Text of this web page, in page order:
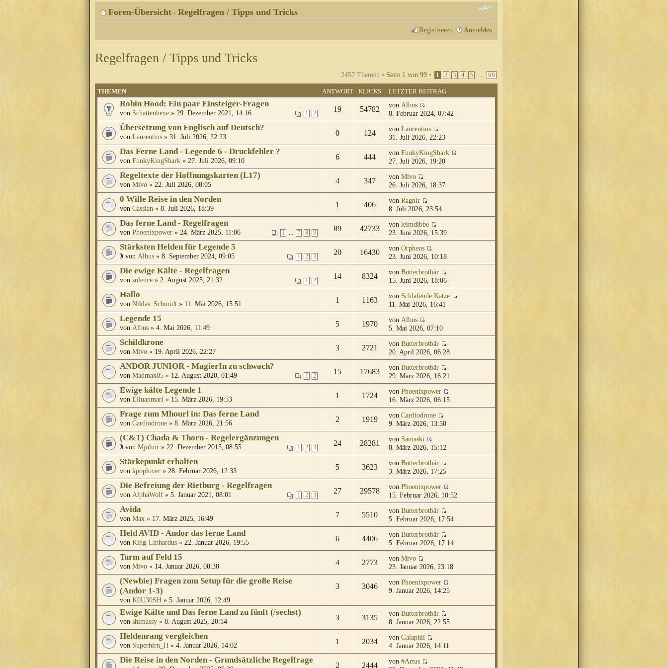
Foren-Übersicht ‹ Regelfragen / Tipps und Tricks
Registrieren Anmelden
Regelfragen / Tipps und Tricks
2457 Themen • Seite 1 von 99 • 1 2 3 4 5 ... 99
THEMEN ANTWORT KLICKS LETZTER BEITRAG
Robin Hood: Ein paar Einsteiger-Fragen
1 2
von Schattenhexe » 29. Dezember 2021, 14:16 19 54782 von Albus
8. Februar 2024, 07:42
Übersetzung von Englisch auf Deutsch?
von Laurentius » 31. Juli 2026, 22:23 0 124 von Laurentius
31. Juli 2026, 22:23
Das Ferne Land - Legende 6 - Druckfehler ?
von FunkyKingShark » 27. Juli 2026, 09:10 6 444 von FunkyKingShark
27. Juli 2026, 19:20
Regeltexte der Hoffnungskarten (L17)
von Mivo » 22. Juli 2026, 08:05 4 347 von Mivo
26. Juli 2026, 18:37
0 Wille Reise in den Norden
von Cassian » 8. Juli 2026, 18:39 1 406 von Ragnir
8. Juli 2026, 23:54
Das ferne Land - Regelfragen
1 ... 7 8 9
von Phoenixpower » 24. März 2025, 11:06 89 42733 von leimdibbe
23. Juni 2026, 15:39
Stärksten Helden für Legende 5
1 2 3
von Albus » 8. September 2024, 09:05 20 16430 von Orpheus
23. Juni 2026, 10:18
Die ewige Kälte - Regelfragen
1 2
von solence » 2. August 2025, 21:32 14 8324 von Butterbrotbär
15. Juni 2026, 18:06
Hallo
von Niklas_Schmidt » 11. Mai 2026, 15:51 1 1163 von Schlafende Katze
11. Mai 2026, 16:41
Legende 15
von Albus » 4. Mai 2026, 11:49 5 1970 von Albus
5. Mai 2026, 07:10
Schildkrone
von Mivo » 19. April 2026, 22:27 3 2721 von Butterbrotbär
20. April 2026, 06:28
ANDOR JUNIOR - MagierIn zu schwach?
1 2
von Madmax85 » 12. August 2020, 01:49 15 17683 von Butterbrotbär
29. März 2026, 16:21
Ewige kälte Legende 1
von Elluanmari » 15. März 2026, 19:53 1 1724 von Phoenixpower
16. März 2026, 06:15
Frage zum Mhourl in: Das ferne Land
von Cardiodrone » 8. März 2026, 21:56 2 1919 von Cardiodrone
9. März 2026, 13:50
(C&T) Chada & Thorn - Regelergänzungen
1 2 3
von Mjölnir » 22. Dezember 2015, 08:55 24 28281 von Samaski
8. März 2026, 15:12
Stärkepunkt erhalten
von kpoplover » 28. Februar 2026, 12:33 5 3623 von Butterbrotbär
3. März 2026, 17:25
Die Befreiung der Rietburg - Regelfragen
1 2 3
von AlphaWolf » 5. Januar 2021, 08:01 27 29578 von Phoenixpower
15. Februar 2026, 10:52
Avida
von Max » 17. März 2025, 16:49 7 5510 von Butterbrotbär
5. Februar 2026, 17:54
Held AVID - Andor das ferne Land
von King-Liphardus » 22. Januar 2026, 19:55 6 4406 von Butterbrotbär
5. Februar 2026, 17:14
Turm auf Feld 15
von Mivo » 14. Januar 2026, 08:38 4 2773 von Mivo
23. Januar 2026, 23:18
(Newbie) Fragen zum Setup für die große Reise
(Andor 1-3)
von K0U30SH » 5. Januar 2026, 12:49
3 3046 von Phoenixpower
9. Januar 2026, 14:25
Ewige Kälte und Das ferne Land zu fünft (/sechst)
von shimassy » 8. August 2025, 20:14 3 3135 von Butterbrotbär
8. Januar 2026, 22:55
Heldenrang vergleichen
von Superhirn_H » 4. Januar 2026, 14:02 1 2034 von Galaphil
4. Januar 2026, 14:11
Die Reise in den Norden - Grundsätzliche Regelfrage
2 2444 von #Artus